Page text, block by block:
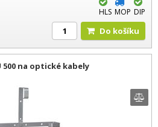
HLS MOP DIP
Do košíku
500 na optické kabely